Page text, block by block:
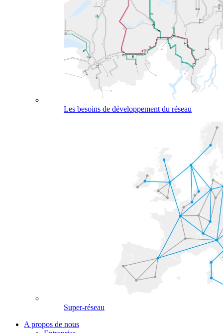
Les besoins de développement du réseau
Super-réseau
A propos de nous